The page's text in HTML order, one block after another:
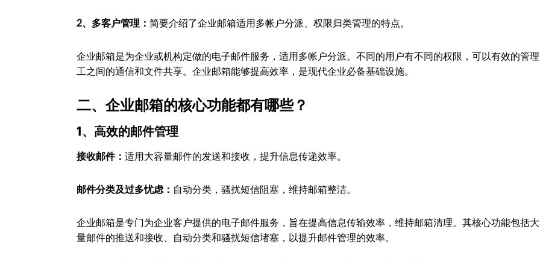
2、多客户管理：简要介绍了企业邮箱适用多帐户分派、权限归类管理的特点。
企业邮箱是为企业或机构定做的电子邮件服务，适用多帐户分派。不同的用户有不同的权限，可以有效的管
工之间的通信和文件共享。企业邮箱能够提高效率，是现代企业必备基础设施。
二、企业邮箱的核心功能都有哪些？
1、高效的邮件管理
接收邮件：适用大容量邮件的发送和接收，提升信息传递效率。
邮件分类及过多忧虑： 自动分类，骚扰短信阻塞，维持邮箱整洁。
企业邮箱是专门为企业客户提供的电子邮件服务，旨在提高信息传输效率，维持邮箱清理。其核心功能包括
量邮件的推送和接收、自动分类和骚扰短信堵塞，以提升邮件管理的效率。